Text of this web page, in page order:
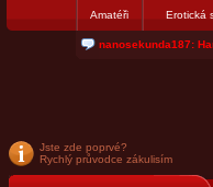
Amatéři Erotická
nanosekunda187:
Jste zde poprvé?
Rychlý průvodce zákulisím